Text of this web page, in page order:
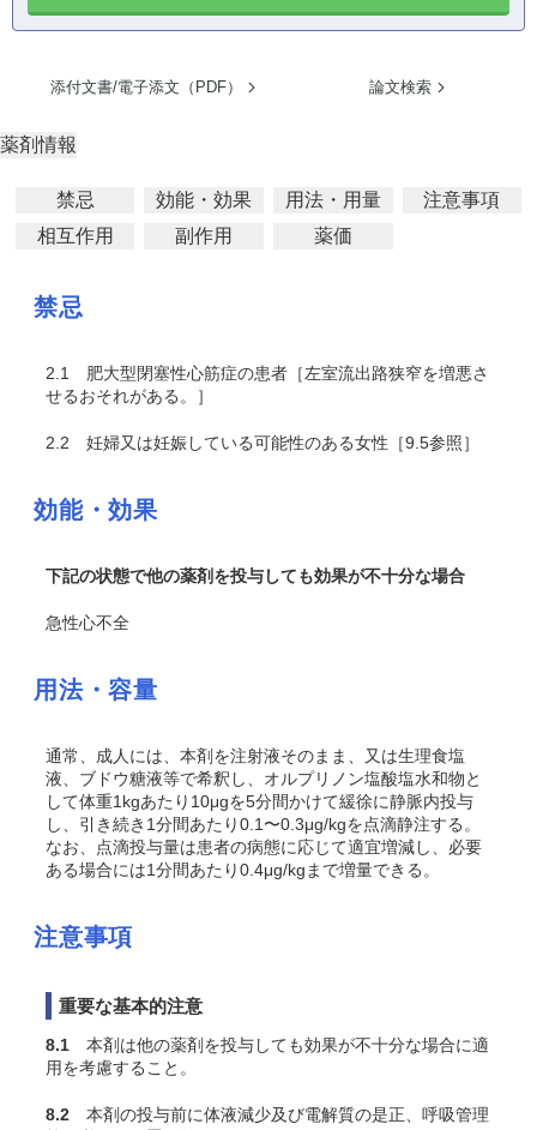
添付文書/電子添文（PDF） 論文検索
薬剤情報
禁忌 効能・効果 用法・用量
注意事項
相互作用
副作用 薬価
禁忌
2.1
肥大型閉塞性心筋症の患者［左室流出路狭窄を増悪さ
せるおそれがある。］
2.2 妊婦又は妊娠している可能性のある女性［9.5参照］
効能・効果
下記の状態で他の薬剤を投与しても効果が不十分な場合
急性心不全
用法・容量
通常、成人には、本剤を注射液そのまま、又は生理食塩
液、ブドウ糖液等で希釈し、オルプリノン塩酸塩水和物と
して体重1kgあたり10μgを5分間かけて緩徐に静脈内投与
し、引き続き1分間あたり0.1〜0.3μg/kgを点滴静注する。
なお、点滴投与量は患者の病態に応じて適宜増減し、必要
ある場合には1分間あたり0.4μg/kgまで増量できる。
注意事項
重要な基本的注意
8.1 本剤は他の薬剤を投与しても効果が不十分な場合に適
用を考慮すること。
8.2 本剤の投与前に体液減少及び電解質の是正、呼吸管理